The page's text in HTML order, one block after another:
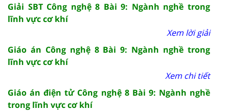
Giải SBT Công nghệ 8 Bài 9: Ngành nghề trong
lĩnh vực cơ khí
Xem lời giải
Giáo án Công nghệ 8 Bài 9: Ngành nghề trong
lĩnh vực cơ khí
Xem chi tiết
Giáo án điện tử Công nghệ 8 Bài 9: Ngành nghề
trong lĩnh vực cơ khí